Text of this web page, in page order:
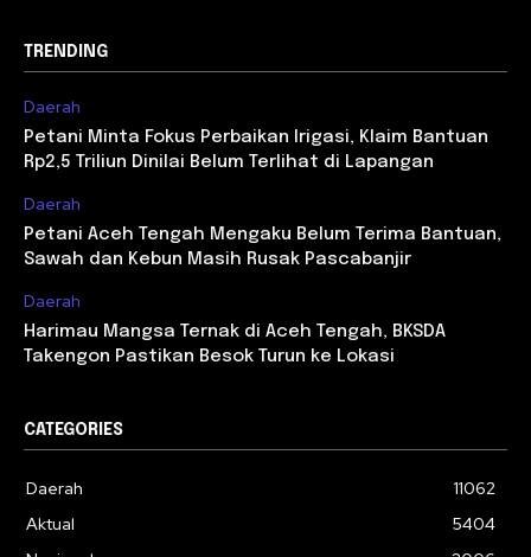
TRENDING
Daerah
Petani Minta Fokus Perbaikan Irigasi, Klaim Bantuan
Rp2,5 Triliun Dinilai Belum Terlihat di Lapangan
Daerah
Petani Aceh Tengah Mengaku Belum Terima Bantuan,
Sawah dan Kebun Masih Rusak Pascabanjir
Daerah
Harimau Mangsa Ternak di Aceh Tengah, BKSDA
Takengon Pastikan Besok Turun ke Lokasi
CATEGORIES
Daerah
11062
Aktual
5404